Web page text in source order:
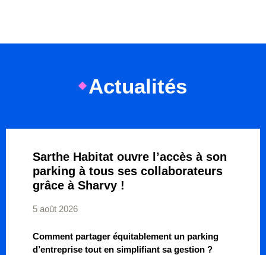
Actualités
Sarthe Habitat ouvre l’accès à son
parking à tous ses collaborateurs
grâce à Sharvy !
5 août 2026
Comment partager équitablement un parking
d’entreprise tout en simplifiant sa gestion ?